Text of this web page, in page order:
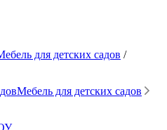
для детских садов /
Мебель для детских садов